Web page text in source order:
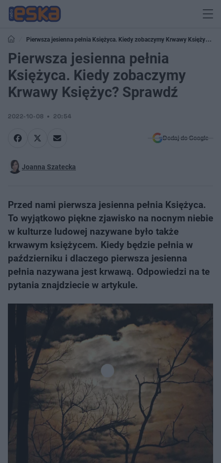
Pierwsza jesienna pełnia Księżyca. Kiedy zobaczymy Krwawy Księżyc?
Sprawdź
Pierwsza jesienna pełnia
Księżyca. Kiedy zobaczymy
Krwawy Księżyc? Sprawdź
2022-10-08 20:54
Dodaj do Google
Joanna Szatecka
Przed nami pierwsza jesienna pełnia Księżyca.
To wyjątkowo piękne zjawisko na nocnym niebie
w kulturze ludowej nazywane było także
krwawym księżycem. Kiedy będzie pełnia w
październiku i dlaczego pierwsza jesienna
pełnia nazywana jest krwawą. Odpowiedzi na te
pytania znajdziecie w artykule.